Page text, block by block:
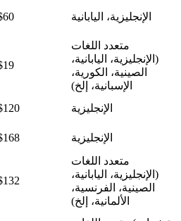
الإنجليزية، اليابانية
متعدد اللغات
(الإنجليزية، اليابانية،
الصينية، الكورية،
الإسبانية، إلخ)
الإنجليزية
الإنجليزية
متعدد اللغات
(الإنجليزية، اليابانية،
الصينية، الفرنسية،
الألمانية، إلخ)